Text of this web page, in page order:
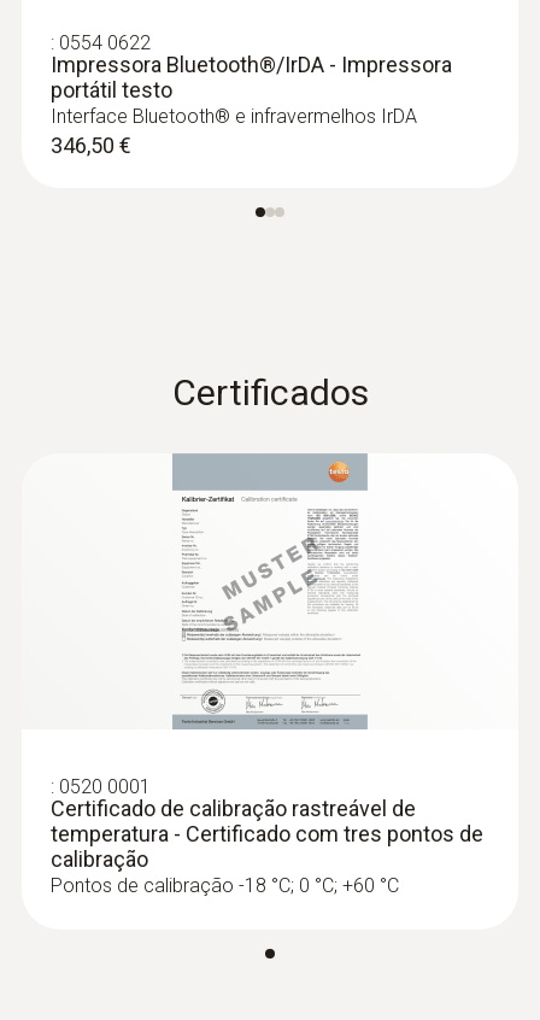
116,74 €
0602 2693
Sonda de imersão/penetração
estanque, de ação rápida, TP Tip...
Sonda de imersão/penetração estanque, de
ação rápida, TP Tipo K
: 0554 0622
Impressora Bluetooth®/IrDA - Impressora
portátil testo
Interface Bluetooth® e infravermelhos IrDA
346,50 €
Certificados
: 0520 0001
Certificado de calibração rastreável de
temperatura - Certificado com tres pontos de
calibração
Pontos de calibração -18 °C; 0 °C; +60 °C